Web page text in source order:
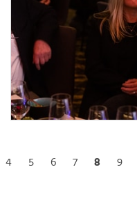
4 5 6 7 8 9